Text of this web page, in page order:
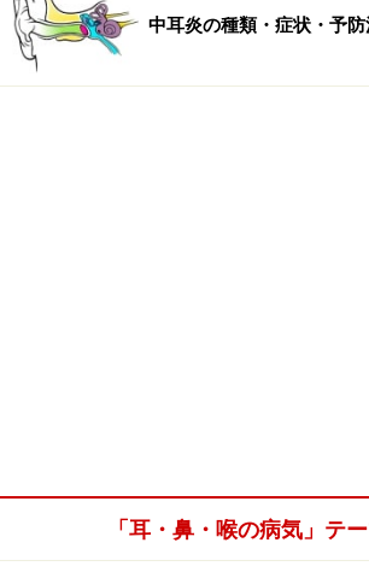
中耳炎の種類・症状・予
「耳・鼻・喉の病気」テ